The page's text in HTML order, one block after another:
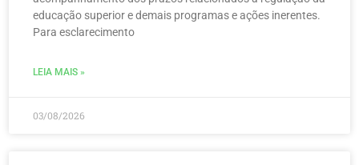
educação superior e demais programas e ações inerentes.
Para esclarecimento
LEIA MAIS »
03/08/2026